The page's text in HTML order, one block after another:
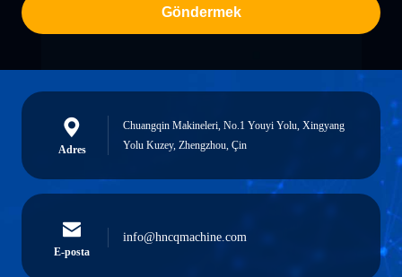
Göndermek
Adres
Chuangqin Makineleri, No.1 Youyi Yolu, Xingyang
Yolu Kuzey, Zhengzhou, Çin
E-posta
info@hncqmachine.com